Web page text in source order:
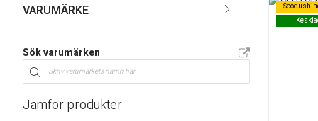
VARUMÄRKE
Sök varumärken
Jämför produkter